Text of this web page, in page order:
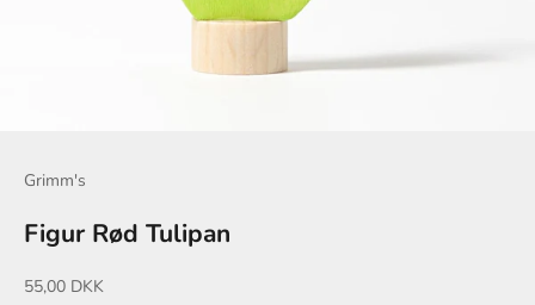
Grimm's
Figur Rød Tulipan
Salgspris
55,00 DKK